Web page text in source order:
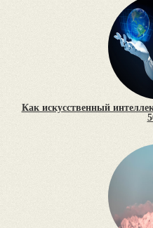
Как искусственный